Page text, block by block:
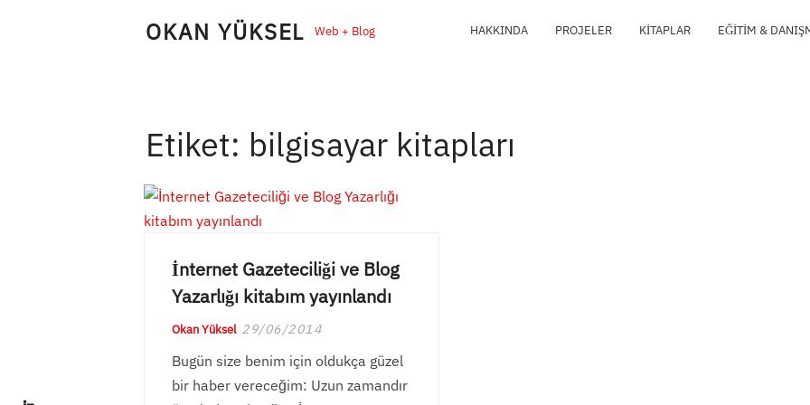
OKAN YÜKSEL Web + Blog HAKKINDA PROJELER KITAPLAR EĞITIM &
Etiket: bilgisayar kitapları
İnternet Gazeteciliği ve Blog
Yazarlığı kitabım yayınlandı
Okan Yüksel 29/06/2014
Bugün size benim için oldukça güzel
bir haber vereceğim: Uzun zamandır